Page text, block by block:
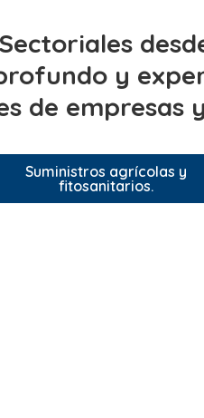
y
de empresas
Suministros agrícolas y
fitosanitarios.